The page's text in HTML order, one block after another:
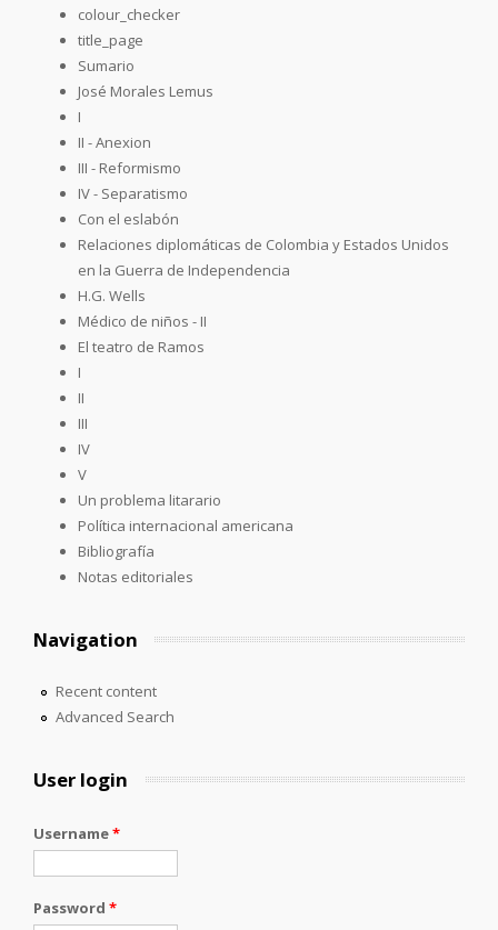
colour_checker
title_page
Sumario
José Morales Lemus
I
II - Anexion
III - Reformismo
IV - Separatismo
Con el eslabón
Relaciones diplomáticas de Colombia y Estados Unidos
en la Guerra de Independencia
H.G. Wells
Médico de niños - II
El teatro de Ramos
I
II
III
IV
V
Un problema litarario
Política internacional americana
Bibliografía
Notas editoriales
Navigation
Recent content
Advanced Search
User login
Username*
Password *